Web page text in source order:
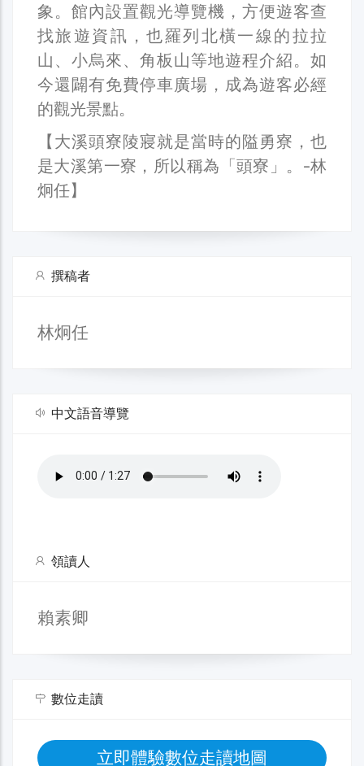
象。館內設置觀光導覽機，方便遊客查
找旅遊資訊，也羅列北橫一線的拉拉
山、小烏來、角板山等地遊程介紹。如
今還闢有免費停車廣場，成為遊客必經
的觀光景點。
【大溪頭寮陵寢就是當時的隘勇寮，也
是大溪第一寮，所以稱為「頭寮」。-林
炯任】
撰稿者
林炯任
中文語音導覽
領讀人
賴素卿
數位走讀
立即體驗數位走讀地圖